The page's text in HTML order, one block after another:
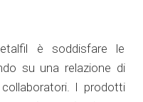
è soddisfare le
su una relazione di
I prodotti